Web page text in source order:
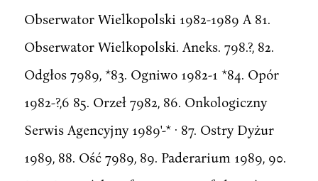
Obserwator Wielkopolski 1982-1989 A 81.
Obserwator Wielkopolski. Aneks. 798.?, 82.
Odgłos 7989, *83. Ogniwo 1982-1 *84. Opór
1982-?,6 85. Orzeł 7982, 86. Onkologiczny
Serwis Agencyjny 1989'-* · 87. Ostry Dyżur
1989, 88. Ość 7989, 89. Paderarium 1989, 90.